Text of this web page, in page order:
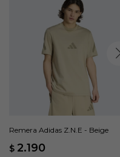
Remera Adidas Z.N.E - Beige
$ 2.190